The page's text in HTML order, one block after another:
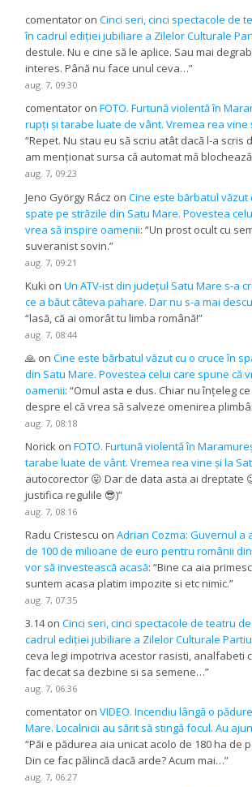
comentator onCinci seri, cinci spectacole de
în cadrul ediției jubiliare a Zilelor Culturale
destule. Nu e cine să le aplice. Sau mai
interes. Până nu face unul ceva…”
aug. 7, 09:30
comentator onFOTO. Furtună violentă în
rupți și tarabe luate de vânt. Vremea rea vine
“Repet. Nu stau eu să scriu atât dacă l-a scris
am menționat sursa că automat mă
aug. 7, 09:23
Jeno György Rácz onCine este bărbatul văzut
spate pe străzile din Satu Mare. Povestea
vrea să inspire oamenii: “Un prost ocult cu
suveranist sovin.”
aug. 7, 09:21
Kuki onUn ATV-ist din județul Satu Mare s-a
ce a băut câteva pahare. Dar nu s-a mai
“lasă, că ai omorât tu limba română!”
aug. 7, 08:44
🙏 onCine este bărbatul văzut cu o cruce în
din Satu Mare. Povestea celui care spune că
oamenii: “Omul asta e dus. Chiar nu înțeleg
despre el că vrea să salveze omenirea
aug. 7, 08:18
Norick onFOTO. Furtună violentă în
tarabe luate de vânt. Vremea rea vine și la
autocorector 😛 Dar de data asta ai dreptate
justifica regulile 😎)”
aug. 7, 08:16
Radu Cristescu onAdrian Cozma: Guvernul a
de 100 de milioane de euro pentru românii
vor să investească acasă: “Bine ca aia
suntem acasa platim impozite si etc nimic.”
aug. 7, 07:35
3.14onCinci seri, cinci spectacole de teatru
cadrul ediției jubiliare a Zilelor Culturale
ceva legi impotriva acestor rasisti, analfabeti
fac decat sa dezbine si sa semene…”
aug. 7, 06:36
comentator onVIDEO. Incendiu lângă o
Mare. Localnicii au sărit să stingă focul. Au
“Păi e pădurea aia unicat acolo de 180 ha de
Din ce fac pălincă dacă arde? Acum mai…”
aug. 7, 06:27